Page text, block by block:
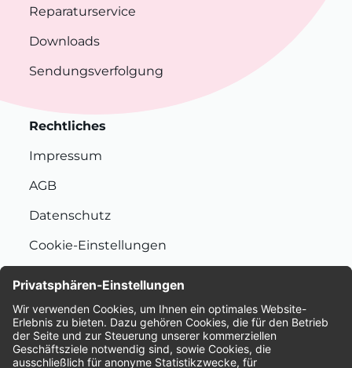
Reparaturservice
Downloads
Sendungsverfolgung
Rechtliches
Impressum
AGB
Datenschutz
Cookie-Einstellungen
Bewertungen